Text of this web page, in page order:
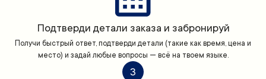
Подтверди детали заказа и забронируй
Получи быстрый ответ, подтверди детали (такие как время, цена и
место) и задай любые вопросы — всё на твоем языке.
3